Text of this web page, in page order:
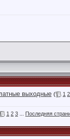
выходные ( 1 2
1 2 3
Последняя